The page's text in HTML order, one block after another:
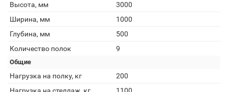
Высота, мм
3000
Ширина, мм
1000
Глубина, мм
500
Количество полок
9
Общие
Нагрузка на полку, кг
200